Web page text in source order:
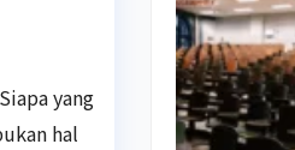
yang
hal